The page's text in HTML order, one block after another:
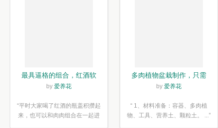
最具逼格的组合，红酒软
木塞diy多肉植物盆栽
by 爱养花
“平时大家喝了红酒的瓶盖积攒起
来，也可以和肉肉组合在一起进
多肉植物盆栽制作，只需
简单6步
by 爱养花
“ 1、材料准备：容器、多肉植
物、工具、营养土、颗粒土。 ...”